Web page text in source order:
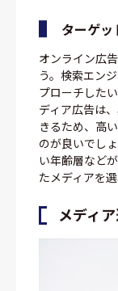
ターゲ
オンライン広
う。検索エン
プローチした
ディア広告は
きるため、高
のが良いでし
い年齢層など
たメディアを
メディ